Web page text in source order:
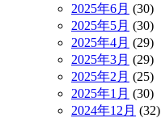
2025年6月 (30)
2025年5月 (30)
2025年4月 (29)
2025年3月 (29)
2025年2月 (25)
2025年1月 (30)
2024年12月 (32)